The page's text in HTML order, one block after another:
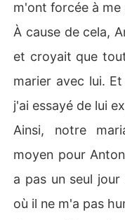
m'ont forcée à me
À cause de cela,
et croyait que
marier avec lui.
j'ai essayé de lui
Ainsi, notre
moyen pour
a pas un seul
où il ne m'a pas